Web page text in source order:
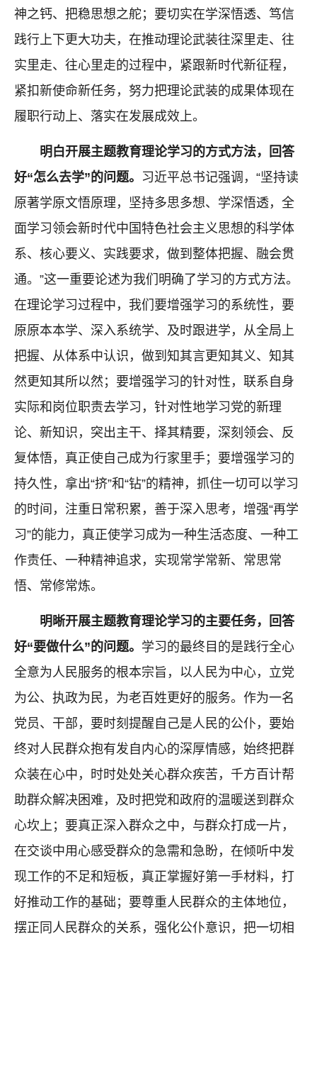
神之钙、把稳思想之舵；要切实在学深悟透、笃信
践行上下更大功夫，在推动理论武装往深里走、往
实里走、往心里走的过程中，紧跟新时代新征程，
紧扣新使命新任务，努力把理论武装的成果体现在
履职行动上、落实在发展成效上。
明白开展主题教育理论学习的方式方法，回答
好“怎么去学”的问题。 习近平总书记强调，“坚持读
原著学原文悟原理，坚持多思多想、学深悟透，全
面学习领会新时代中国特色社会主义思想的科学体
系、核心要义、实践要求，做到整体把握、融会贯
通。”这一重要论述为我们明确了学习的方式方法。
在理论学习过程中，我们要增强学习的系统性，要
原原本本学、深入系统学、及时跟进学，从全局上
把握、从体系中认识，做到知其言更知其义、知其
然更知其所以然；要增强学习的针对性，联系自身
实际和岗位职责去学习，针对性地学习党的新理
论、新知识，突出主干、择其精要，深刻领会、反
复体悟，真正使自己成为行家里手；要增强学习的
持久性，拿出“挤”和“钻”的精神，抓住一切可以学习
的时间，注重日常积累，善于深入思考，增强“再学
习”的能力，真正使学习成为一种生活态度、一种工
作责任、一种精神追求，实现常学常新、常思常
悟、常修常炼。
明晰开展主题教育理论学习的主要任务，回答
好“要做什么”的问题。 学习的最终目的是践行全心
全意为人民服务的根本宗旨，以人民为中心，立党
为公、执政为民，为老百姓更好的服务。作为一名
党员、干部，要时刻提醒自己是人民的公仆，要始
终对人民群众抱有发自内心的深厚情感，始终把群
众装在心中，时时处处关心群众疾苦，千方百计帮
助群众解决困难，及时把党和政府的温暖送到群众
心坎上；要真正深入群众之中，与群众打成一片，
在交谈中用心感受群众的急需和急盼，在倾听中发
现工作的不足和短板，真正掌握好第一手材料，打
好推动工作的基础；要尊重人民群众的主体地位，
摆正同人民群众的关系，强化公仆意识，把一切相